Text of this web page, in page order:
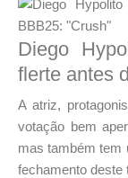
Diego
flerte antes
A atriz,
votação bem
mas também tem
fechamento deste